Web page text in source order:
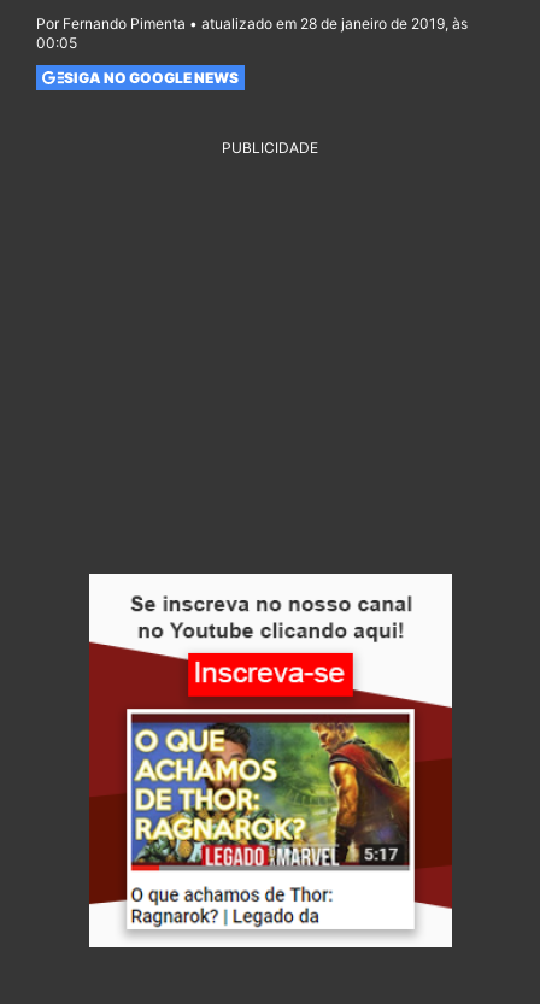
Por Fernando Pimenta • atualizado em 28 de janeiro de 2019, às
00:05
SIGA NO GOOGLE NEWS
PUBLICIDADE